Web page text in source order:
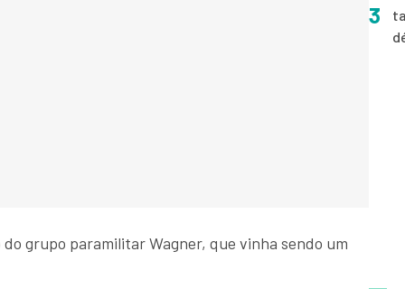
grupo paramilitar Wagner, que vinha sendo um
3